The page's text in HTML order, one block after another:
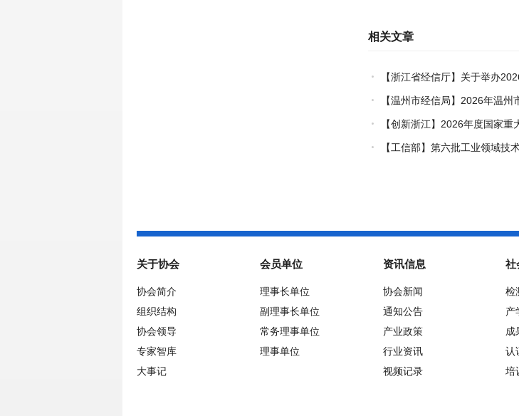
相关文章
【浙江省经信厅】关于举办
工业设计技术职业技能竞赛的通知
【温州市经信局】2026年温州
（套）装备认定工作启动
【创新浙江】2026年度国家重
国际开放合作基础研究专项（试
【工信部】第六批工业领域技
关于协会
协会简介
组织结构
协会领导
专家智库
大事记
会员单位
理事长单位
副理事长单位
常务理事单位
理事单位
资讯信息
协会新闻
通知公告
产业政策
行业资讯
视频记录
社
检
产
成
认
培